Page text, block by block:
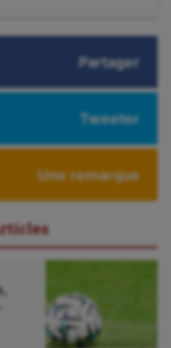
Partager
Tweeter
Une remarque